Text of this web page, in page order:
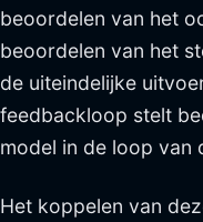
beoordelen van het
beoordelen van het
de uiteindelijke
feedbackloop stelt
model in de loop van
Het koppelen van